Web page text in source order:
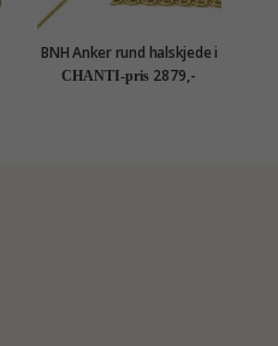
BNH Anker rund halskjede i
8 karat 45 cm x 1,2 mm
CHANTI-pris 2879,-